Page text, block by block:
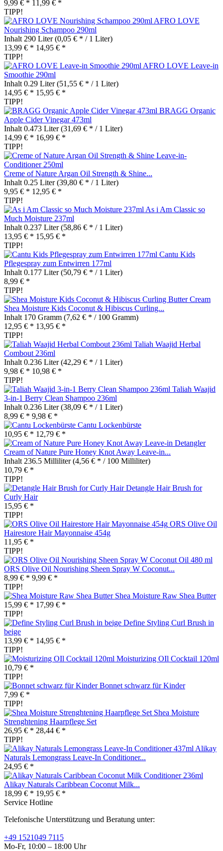
9,99 € * 11,99 € *
TIPP!
AFRO LOVE
Nourishing Schampoo 290ml
Inhalt 290 Liter(0,05 € * / 1 Liter)
13,99 € * 14,95 € *
TIPP!
AFRO LOVE Leave-in
Smoothie 290ml
Inhalt 0.29 Liter(51,55 € * / 1 Liter)
14,95 € * 15,95 € *
TIPP!
BRAGG Organic
Apple Cider Vinegar 473ml
Inhalt 0.473 Liter(31,69 € * / 1 Liter)
14,99 € * 16,99 € *
TIPP!
Creme of Nature Argan Oil Strength & Shine...
Inhalt 0.25 Liter(39,80 € * / 1 Liter)
9,95 € * 12,95 € *
TIPP!
As i Am Classic so
Much Moisture 237ml
Inhalt 0.237 Liter(58,86 € * / 1 Liter)
13,95 € * 15,95 € *
TIPP!
Cantu Kids
Pflegespray zum Entwirren 177ml
Inhalt 0.177 Liter(50,79 € * / 1 Liter)
8,99 € *
TIPP!
Shea Moisture Kids Coconut & Hibiscus Curling...
Inhalt 170 Gramm (7,62 € * / 100 Gramm)
12,95 € * 13,95 € *
TIPP!
Taliah Waajid Herbal
Combout 236ml
Inhalt 0.236 Liter(42,29 € * / 1 Liter)
9,98 € * 10,98 € *
TIPP!
Taliah Waajid
3-in-1 Berry Clean Shampoo 236ml
Inhalt 0.236 Liter(38,09 € * / 1 Liter)
8,99 € * 9,98 € *
Cantu Lockenbürste
10,95 € * 12,79 € *
Cream of Nature Pure Honey Knot Away Leave-in...
Inhalt 236.5 Milliliter(4,56 € * / 100 Milliliter)
10,79 € *
TIPP!
Detangle Hair Brush for
Curly Hair
15,95 € *
TIPP!
ORS Olive Oil
Hairestore Hair Mayonnaise 454g
11,95 € *
TIPP!
ORS Olive Oil Nourishing Sheen Spray W Coconut...
8,99 € * 9,99 € *
TIPP!
Shea Moisture Raw Shea Butter
15,99 € * 17,99 € *
TIPP!
Define Styling Curl Brush in
beige
13,99 € * 14,95 € *
TIPP!
Moisturizing OIl Cocktail 120ml
10,79 € *
TIPP!
Bonnet schwarz für Kinder
7,99 € *
TIPP!
Shea Moisture
Strenghtening Haarpflege Set
26,95 € * 28,44 € *
TIPP!
Alikay
Naturals Lemongrass Leave-In Conditioner...
24,95 € *
Alikay Naturals Caribbean Coconut Milk...
18,99 € * 19,95 € *
Service Hotline
Telefonische Unterstützung und Beratung unter:
+49 1521049 7115
Mo-Fr, 10:00 – 18:00 Uhr